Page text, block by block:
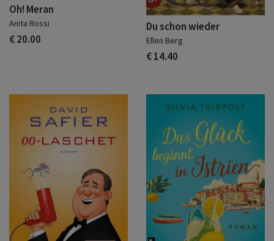
Oh! Meran
Anita Rossi
€ 20.00
Du schon wieder
Ellen Berg
€ 14.40